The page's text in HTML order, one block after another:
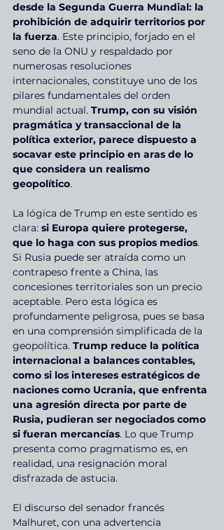
desde la Segunda Guerra Mundial: la
prohibición de adquirir territorios por
la fuerza. Este principio, forjado en el
seno de la ONU y respaldado por
numerosas resoluciones
internacionales, constituye uno de los
pilares fundamentales del orden
mundial actual. Trump, con su visión
pragmática y transaccional de la
política exterior, parece dispuesto a
socavar este principio en aras de lo
que considera un realismo
geopolítico.
La lógica de Trump en este sentido es
clara: si Europa quiere protegerse,
que lo haga con sus propios medios.
Si Rusia puede ser atraída como un
contrapeso frente a China, las
concesiones territoriales son un precio
aceptable. Pero esta lógica es
profundamente peligrosa, pues se basa
en una comprensión simplificada de la
geopolítica. Trump reduce la política
internacional a balances contables,
como si los intereses estratégicos de
naciones como Ucrania, que enfrenta
una agresión directa por parte de
Rusia, pudieran ser negociados como
si fueran mercancías. Lo que Trump
presenta como pragmatismo es, en
realidad, una resignación moral
disfrazada de astucia.
El discurso del senador francés
Malhuret, con una advertencia